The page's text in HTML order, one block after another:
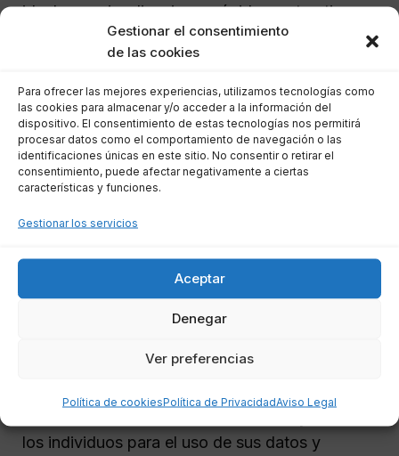
Gestionar el consentimiento
de las cookies
Para ofrecer las mejores experiencias, utilizamos tecnologías como
las cookies para almacenar y/o acceder a la información del
dispositivo. El consentimiento de estas tecnologías nos permitirá
procesar datos como el comportamiento de navegación o las
identificaciones únicas en este sitio. No consentir o retirar el
consentimiento, puede afectar negativamente a ciertas
características y funciones.
Gestionar los servicios
Aceptar
Denegar
Ver preferencias
Política de cookiesPolítica de PrivacidadAviso Legal
ideal para visualizaciones rápidas y atractivas,
mientras queDatawrapperofrece opciones
simplificadas para aquellos que no tienen
habilidades de codificación y necesitan crear
gráficos informativos de manera eficiente.
Normativa Legal
La adopción de tecnologías de visualización de
que el manejo de datos cumpla con
regulaciones como elReglamento General de
Europea, que dicta cómo se deben procesar y
los individuos para el uso de sus datos y